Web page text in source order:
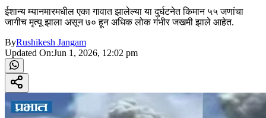
ईशान्य म्यानमारमधील एका गावात झालेल्या या दुर्घटनेत किमान ५५ जणांचा
जागीच मृत्यू झाला असून ७० हून अधिक लोक गंभीर जखमी झाले आहेत.
ByRushikesh Jangam
Updated On:Jun 1, 2026, 12:02 pm